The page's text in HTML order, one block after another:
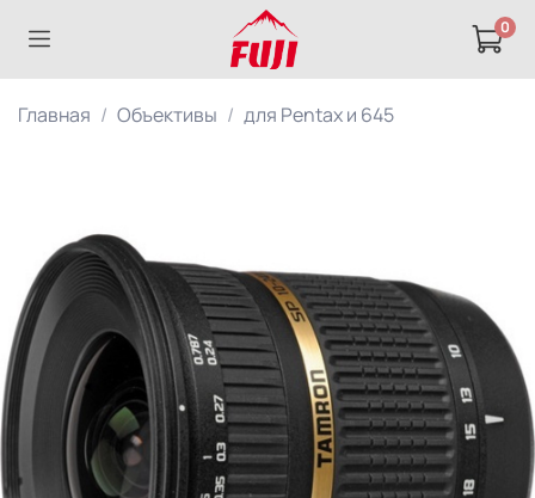
0
Главная Объективы для Pentax и 645